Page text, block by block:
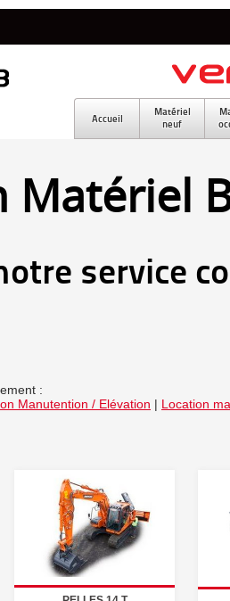
Matériel
service
:
Manutention / Elévation | Location
Accueil
Matériel
neuf